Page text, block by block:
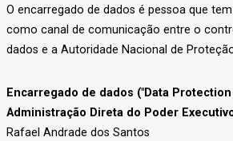
O encarregado de dados é pessoa que
como canal de comunicação entre o
dados e a Autoridade Nacional de
Encarregado de dados ("Data
Administração Direta do Poder
Rafael Andrade dos Santos